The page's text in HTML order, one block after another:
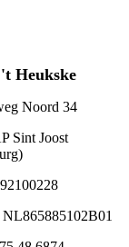
Heukske
Noord 34
Sint Joost